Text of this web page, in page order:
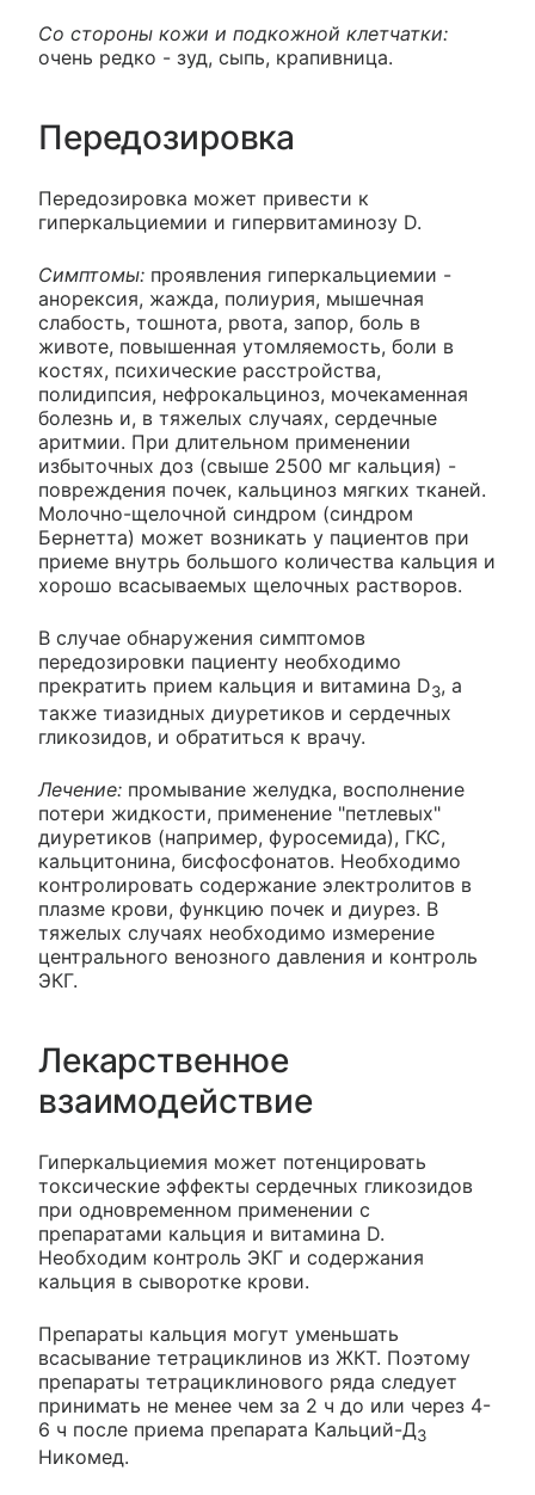
Со стороны кожи и подкожной клетчатки:
очень редко - зуд, сыпь, крапивница.
Передозировка
Передозировка может привести к
гиперкальциемии и гипервитаминозу D.
Симптомы: проявления гиперкальциемии -
анорексия, жажда, полиурия, мышечная
слабость, тошнота, рвота, запор, боль в
животе, повышенная утомляемость, боли в
костях, психические расстройства,
полидипсия, нефрокальциноз, мочекаменная
болезнь и, в тяжелых случаях, сердечные
аритмии. При длительном применении
избыточных доз (свыше 2500 мг кальция) -
повреждения почек, кальциноз мягких тканей.
Молочно-щелочной синдром (синдром
Бернетта) может возникать у пациентов при
приеме внутрь большого количества кальция и
хорошо всасываемых щелочных растворов.
В случае обнаружения симптомов
передозировки пациенту необходимо
прекратить прием кальция и витамина D3, а
также тиазидных диуретиков и сердечных
гликозидов, и обратиться к врачу.
Лечение: промывание желудка, восполнение
потери жидкости, применение "петлевых"
диуретиков (например, фуросемида), ГКС,
кальцитонина, бисфосфонатов. Необходимо
контролировать содержание электролитов в
плазме крови, функцию почек и диурез. В
тяжелых случаях необходимо измерение
центрального венозного давления и контроль
ЭКГ.
Лекарственное
взаимодействие
Гиперкальциемия может потенцировать
токсические эффекты сердечных гликозидов
при одновременном применении с
препаратами кальция и витамина D.
Необходим контроль ЭКГ и содержания
кальция в сыворотке крови.
Препараты кальция могут уменьшать
всасывание тетрациклинов из ЖКТ. Поэтому
препараты тетрациклинового ряда следует
принимать не менее чем за 2 ч до или через 4-
6 ч после приема препарата Кальций-Д3
Никомед.